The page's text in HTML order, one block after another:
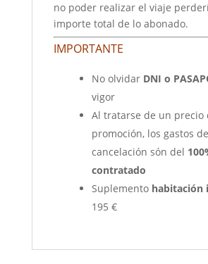
no poder realizar el viaje
importe total de lo abonado.
IMPORTANTE
No olvidar DNI o
vigor
Al tratarse de un precio
promoción, los gastos de
cancelación són del
contratado
Suplemento habitación
195 €